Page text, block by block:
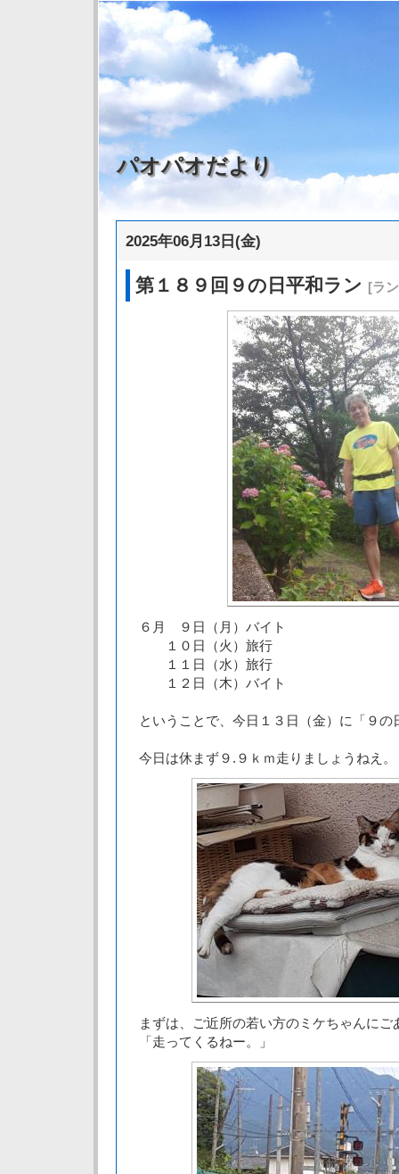
パオパオだより
2025年06月13日(金)
第１８９回９の日平和ラン [ラ
６月 ９日（月）バイト
１０日（火）旅行
１１日（水）旅行
１２日（木）バイト
ということで、今日１３日（金）に「９の
今日は休まず９.９ｋｍ走りましょうねえ。
まずは、ご近所の若い方のミケちゃんにご
「走ってくるねー。」